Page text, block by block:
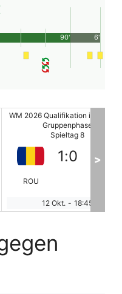
90' 6'
WM 2026 Qualifikation in Europa -
Gruppenphase
Spieltag 8
ROU
1:0
12 Okt. - 18:45
>